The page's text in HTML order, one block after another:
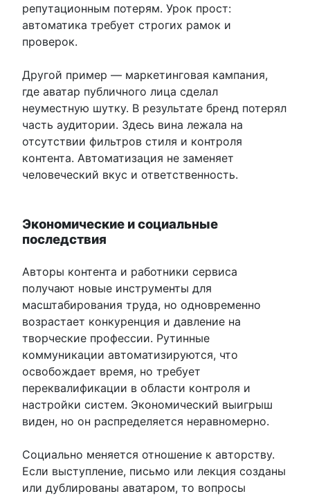
репутационным потерям. Урок прост:
автоматика требует строгих рамок и
проверок.
Другой пример — маркетинговая кампания,
где аватар публичного лица сделал
неуместную шутку. В результате бренд потерял
часть аудитории. Здесь вина лежала на
отсутствии фильтров стиля и контроля
контента. Автоматизация не заменяет
человеческий вкус и ответственность.
Экономические и социальные
последствия
Авторы контента и работники сервиса
получают новые инструменты для
масштабирования труда, но одновременно
возрастает конкуренция и давление на
творческие профессии. Рутинные
коммуникации автоматизируются, что
освобождает время, но требует
переквалификации в области контроля и
настройки систем. Экономический выигрыш
виден, но он распределяется неравномерно.
Социально меняется отношение к авторству.
Если выступление, письмо или лекция созданы
или дублированы аватаром, то вопросы